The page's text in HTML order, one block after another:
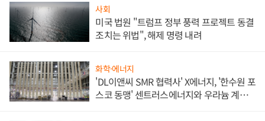
사회
미국 법원 "트럼프 정부 풍력 프로젝트 동결
조치는 위법", 해제 명령 내려
화학·에너지
'DL이앤씨 SMR 협력사' X에너지, '한수원 포
스코 동맹' 센트러스에너지와 우라늄 계약